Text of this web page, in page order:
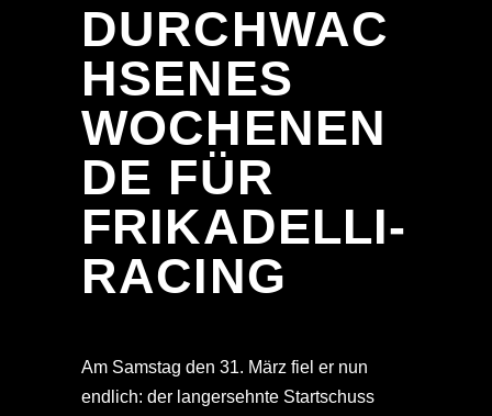
DURCHWAC
HSENES
WOCHENEN
DE FÜR
FRIKADELLI-
RACING
Am Samstag den 31. März fiel er nun
endlich: der langersehnte Startschuss